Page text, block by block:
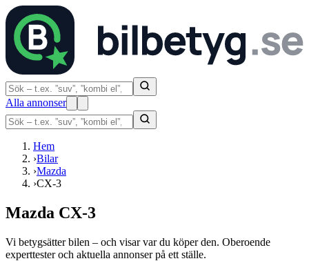
Alla annonser
Hem
›Bilar
›Mazda
›CX-3
Mazda CX-3
Vi betygsätter bilen – och visar var du köper den. Oberoende
experttester och aktuella annonser på ett ställe.